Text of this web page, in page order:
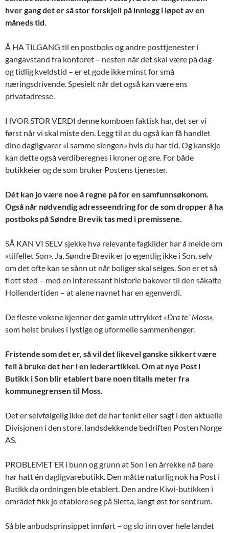
hver gang det er så stor forskjell på innlegg i løpet av en
måneds tid.
Å HA TILGANG til en postboks og andre posttjenester i
gangavstand fra kontoret – nesten når det skal være på dag-
og tidlig kveldstid – er et gode ikke minst for små
næringsdrivende. Spesielt når det også kan være ens
privatadresse.
HVOR STOR VERDI denne komboen faktisk har, det ser vi
først når vi skal miste den. Legg til at du også kan få handlet
dine dagligvarer «i samme slengen» hvis du har tid. Og kanskje
kan dette også verdiberegnes i kroner og øre. For både
butikkeier og de som bruker Postens tjenester.
Dét kan jo være noe å regne på for en samfunnsøkonom.
Også når nødvendig adresseendring for de som dropper å ha
postboks på Søndre Brevik tas med i premissene.
SÅ KAN VI SELV sjekke hva relevante fagkilder har å melde om
«tilfellet Son». Ja, Søndre Brevik er jo egentlig ikke i Son, selv
om det ofte kan se sånn ut når boliger skal selges. Son er et så
flott sted – med en interessant historie bakover til den såkalte
Hollendertiden – at alene navnet har en egenverdi.
De fleste voksne kjenner det gamle uttrykket «Dra te´ Moss»,
som helst brukes i lystige og uformelle sammenhenger.
Fristende som det er, så vil det likevel ganske sikkert være
feil å bruke det her i en lederartikkel. Om at nye Post i
Butikk i Son blir etablert bare noen titalls meter fra
kommunegrensen til Moss.
Det er selvfølgelig ikke det de har tenkt eller sagt i den aktuelle
Divisjonen i den store, landsdekkende bedriften Posten Norge
AS.
PROBLEMET ER i bunn og grunn at Son i en årrekke nå bare
har hatt én dagligvarebutikk. Den måtte naturlig nok ha Post i
Butikk da ordningen ble etablert. Den andre Kiwi-butikken i
området fikk jo etablere seg på Sletta, langt øst for sentrum.
Så ble anbudsprinsippet innført – og slo inn over hele landet